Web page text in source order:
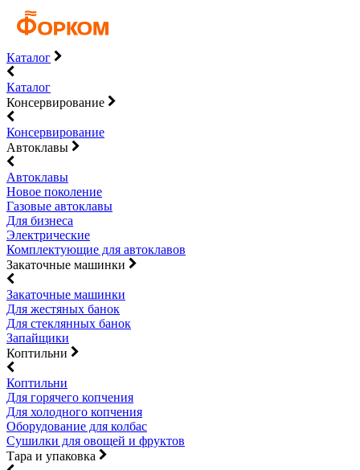
Каталог
Каталог
Консервирование
Консервирование
Автоклавы
Автоклавы
Новое поколение
Газовые автоклавы
Для бизнеса
Электрические
Комплектующие для автоклавов
Закаточные машинки
Закаточные машинки
Для жестяных банок
Для стеклянных банок
Запайщики
Коптильни
Коптильни
Для горячего копчения
Для холодного копчения
Оборудование для колбас
Сушилки для овощей и фруктов
Тара и упаковка